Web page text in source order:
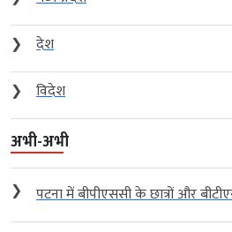
❯
देश
❯
विदेश
अभी-अभी
❯ पटना में बीपीएससी के छात्रों और